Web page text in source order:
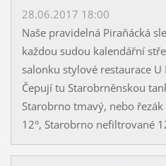
28.06.2017 18:00
Naše pravidelná Piraňácká
každou sudou kalendářní
salonku stylové restaurace
Čepují tu Starobrněnskou
Starobrno tmavý, nebo
12°, Starobrno nefiltrované